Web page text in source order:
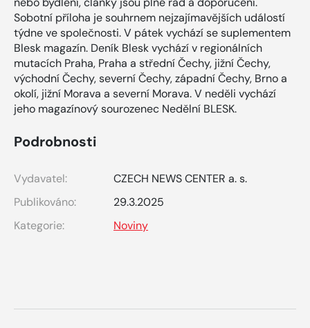
Sobotní příloha je souhrnem nejzajímavějších událostí
týdne ve společnosti. V pátek vychází se suplementem
Blesk magazín. Deník Blesk vychází v regionálních
mutacích Praha, Praha a střední Čechy, jižní Čechy,
východní Čechy, severní Čechy, západní Čechy, Brno a
okolí, jižní Morava a severní Morava. V neděli vychází
jeho magazínový sourozenec Nedělní BLESK.
Podrobnosti
Vydavatel:
CZECH NEWS CENTER a. s.
Publikováno:
29.3.2025
Kategorie:
Noviny